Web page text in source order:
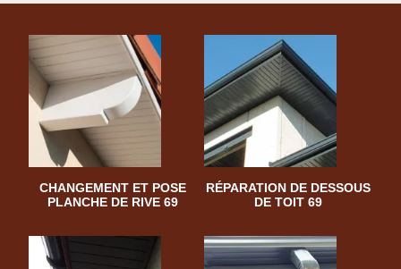
CHANGEMENT ET POSE
PLANCHE DE RIVE 69
RÉPARATION DE DESSOUS
DE TOIT 69